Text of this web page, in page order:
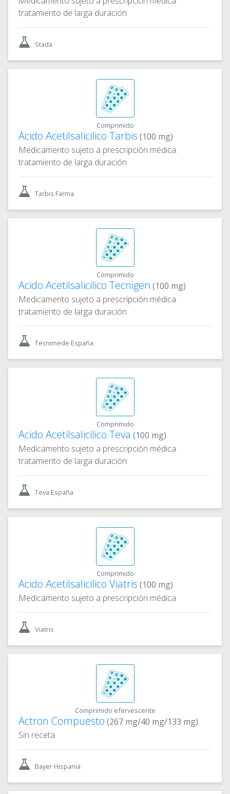
tratamiento de larga duración
Stada
Comprimido
Acido Acetilsalicilico Tarbis (100 mg)
Medicamento sujeto a prescripción médica.
tratamiento de larga duración
Tarbis Farma
Comprimido
Acido Acetilsalicilico Tecnigen (100 mg)
Medicamento sujeto a prescripción médica.
tratamiento de larga duración
Tecnimede España
Comprimido
Acido Acetilsalicilico Teva (100 mg)
Medicamento sujeto a prescripción médica.
tratamiento de larga duración
Teva España
Comprimido
Acido Acetilsalicilico Viatris (100 mg)
Medicamento sujeto a prescripción médica
Viatris
Comprimido efervescente
Actron Compuesto (267 mg/40 mg/133 mg)
Sin receta
Bayer Hispania